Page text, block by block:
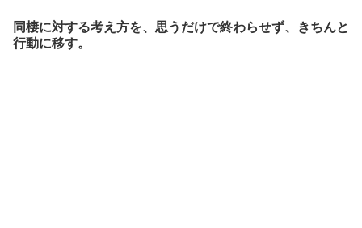
同棲に対する考え方を、思うだけで終わらせず、きちんと
行動に移す。